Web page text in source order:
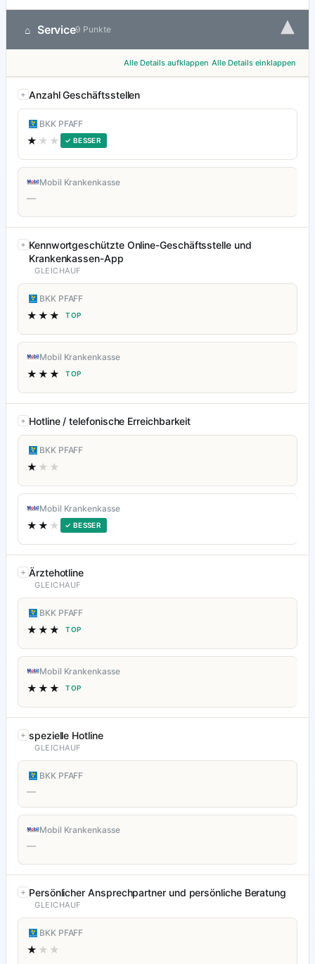
⌂ Service9 Punkte ▾
Alle Details aufklappen Alle Details einklappen
Anzahl Geschäftsstellen
BKK PFAFF
★ ★★ ✓ BESSER
Mobil Krankenkasse
—
Kennwortgeschützte Online-Geschäftsstelle und
Krankenkassen-App
GLEICHAUF
BKK PFAFF
★★★ TOP
Mobil Krankenkasse
★★★ TOP
Hotline / telefonische Erreichbarkeit
BKK PFAFF
★ ★★
Mobil Krankenkasse
★★ ★ ✓ BESSER
Ärztehotline
GLEICHAUF
BKK PFAFF
★★★ TOP
Mobil Krankenkasse
★★★ TOP
spezielle Hotline
GLEICHAUF
BKK PFAFF
—
Mobil Krankenkasse
—
Persönlicher Ansprechpartner und persönliche Beratung
GLEICHAUF
BKK PFAFF
★ ★★